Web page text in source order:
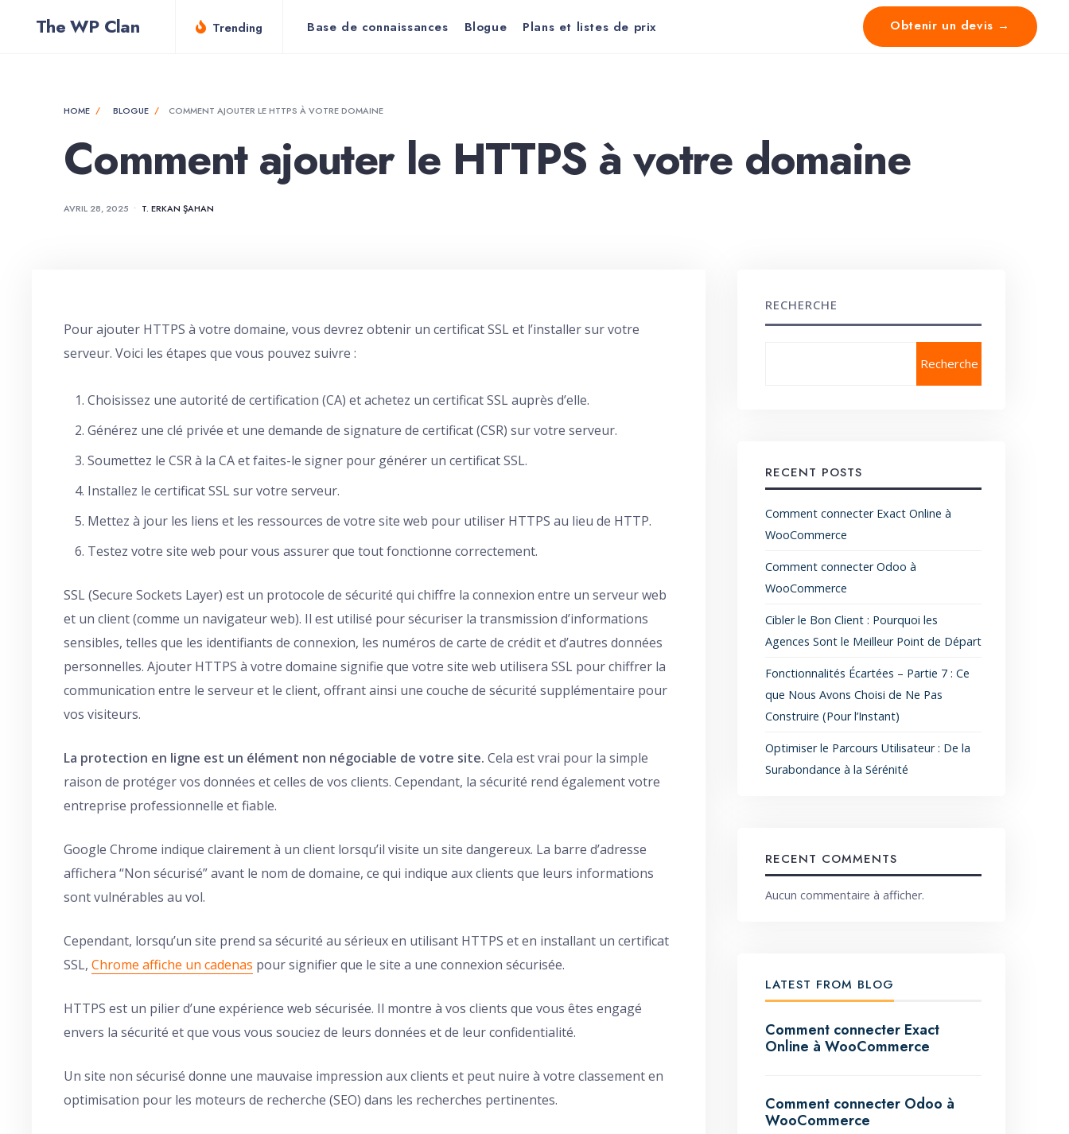
The WP Clan Trending Base de connaissances Blogue Plans et listes de prix Obtenir un devis →
HOME BLOGUE COMMENT AJOUTER LE HTTPS À VOTRE DOMAINE
Comment ajouter le HTTPS à votre domaine
AVRIL 28, 2025 • T. ERKAN ŞAHAN
Pour ajouter HTTPS à votre domaine, vous devrez obtenir un certificat SSL et l’installer sur votre
serveur. Voici les étapes que vous pouvez suivre :
Choisissez une autorité de certification (CA) et achetez un certificat SSL auprès d’elle.
Générez une clé privée et une demande de signature de certificat (CSR) sur votre serveur.
Soumettez le CSR à la CA et faites-le signer pour générer un certificat SSL.
Installez le certificat SSL sur votre serveur.
Mettez à jour les liens et les ressources de votre site web pour utiliser HTTPS au lieu de HTTP.
Testez votre site web pour vous assurer que tout fonctionne correctement.
SSL (Secure Sockets Layer) est un protocole de sécurité qui chiffre la connexion entre un serveur web
et un client (comme un navigateur web). Il est utilisé pour sécuriser la transmission d’informations
sensibles, telles que les identifiants de connexion, les numéros de carte de crédit et d’autres données
personnelles. Ajouter HTTPS à votre domaine signifie que votre site web utilisera SSL pour chiffrer la
communication entre le serveur et le client, offrant ainsi une couche de sécurité supplémentaire pour
vos visiteurs.
La protection en ligne est un élément non négociable de votre site. Cela est vrai pour la simple
raison de protéger vos données et celles de vos clients. Cependant, la sécurité rend également votre
entreprise professionnelle et fiable.
Google Chrome indique clairement à un client lorsqu’il visite un site dangereux. La barre d’adresse
affichera “Non sécurisé” avant le nom de domaine, ce qui indique aux clients que leurs informations
sont vulnérables au vol.
Cependant, lorsqu’un site prend sa sécurité au sérieux en utilisant HTTPS et en installant un certificat
SSL, Chrome affiche un cadenas pour signifier que le site a une connexion sécurisée.
HTTPS est un pilier d’une expérience web sécurisée. Il montre à vos clients que vous êtes engagé
envers la sécurité et que vous vous souciez de leurs données et de leur confidentialité.
Un site non sécurisé donne une mauvaise impression aux clients et peut nuire à votre classement en
optimisation pour les moteurs de recherche (SEO) dans les recherches pertinentes.
RECHERCHE
Recherche
RECENT POSTS
Comment connecter Exact Online à
WooCommerce
Comment connecter Odoo à
WooCommerce
Cibler le Bon Client : Pourquoi les
Agences Sont le Meilleur Point de Départ
Fonctionnalités Écartées – Partie 7 : Ce
que Nous Avons Choisi de Ne Pas
Construire (Pour l’Instant)
Optimiser le Parcours Utilisateur : De la
Surabondance à la Sérénité
RECENT COMMENTS
Aucun commentaire à afficher.
LATEST FROM BLOG
Comment connecter Exact
Online à WooCommerce
Comment connecter Odoo à
WooCommerce